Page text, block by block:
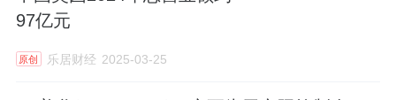
97亿元
原创 乐居财经 2025-03-25